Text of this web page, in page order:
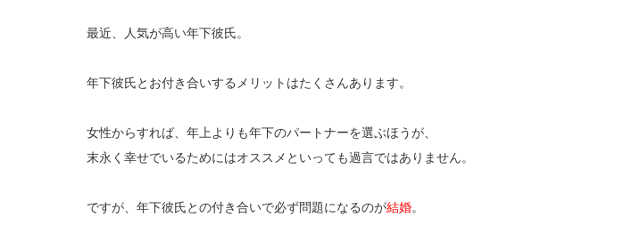
最近、人気が高い年下彼氏。
年下彼氏とお付き合いするメリットはたくさんあります。
女性からすれば、年上よりも年下のパートナーを選ぶほうが、
末永く幸せでいるためにはオススメといっても過言ではありません。
ですが、年下彼氏との付き合いで必ず問題になるのが結婚。